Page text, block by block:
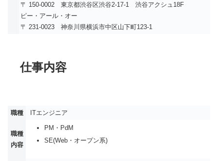
〒 150-0002 東京都渋谷区渋谷2-17-1 渋谷アクシュ18F
ピー・アール・オー
〒 231-0023 神奈川県横浜市中区山下町123-1
仕事内容
職種 ITエンジニア
職種
内容
PM・PdM
SE(Web・オープン系)